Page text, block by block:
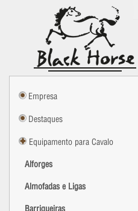
Empresa
Destaques
Equipamento para Cavalo
Alforges
Almofadas e Ligas
Barrigueiras